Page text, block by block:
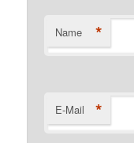
Name *
E-Mail *